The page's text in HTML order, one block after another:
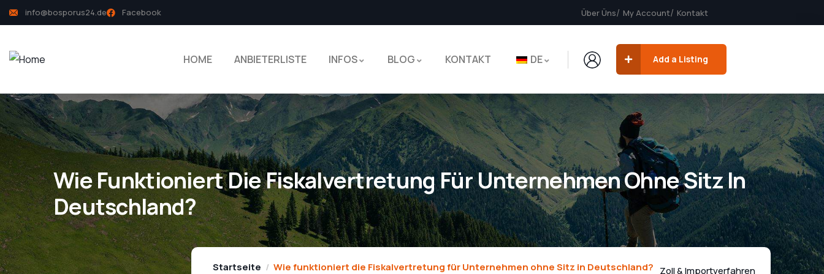
info@bosporus24.de Facebook Über Üns My Account Kontakt
HOME ANBIETERLISTE INFOS BLOG KONTAKT DE Add a Listing
Wie Funktioniert Die Fiskalvertretung Für Unternehmen Ohne Sitz In
Deutschland?
Startseite Zoll & Importverfahren
Wie funktioniert die Fiskalvertretung für Unternehmen ohne Sitz in Deutschland?